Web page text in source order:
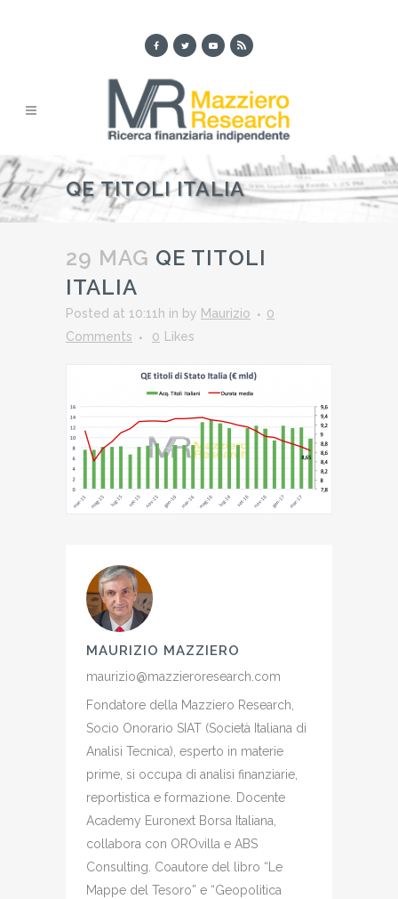
QE TITOLI ITALIA
29 MAG QE TITOLI
ITALIA
Posted at 10:11h in by Maurizio
0
Comments
0 Likes
MAURIZIO MAZZIERO
maurizio@mazzieroresearch.com
Fondatore della Mazziero Research,
Socio Onorario SIAT (Società Italiana di
Analisi Tecnica), esperto in materie
prime, si occupa di analisi finanziarie,
reportistica e formazione. Docente
Academy Euronext Borsa Italiana,
collabora con OROvilla e ABS
Consulting. Coautore del libro “Le
Mappe del Tesoro” e “Geopolitica